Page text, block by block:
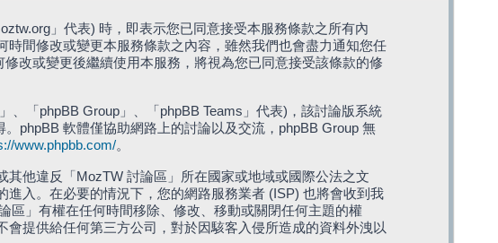
」代表) 時，即表示您已同意接受本服務條款之所有內
間修改或變更本服務條款之內容，雖然我們也會盡力通知您任
改或變更後繼續使用本服務，將視為您已同意接受該條款的修
「phpBB Group」、「phpBB Teams」代表)，該討論版系統
。phpBB 軟體僅協助網路上的討論以及交流，phpBB Group 無
www.phpbb.com/。
他違反「MozTW 討論區」所在國家或地域或國際公法之文
入。在必要的情況下，您的網路服務業者 (ISP) 也將會收到我
區」有權在任何時間移除、修改、移動或關閉任何主題的權
提供給任何第三方公司，對於因駭客入侵所造成的資料外洩以